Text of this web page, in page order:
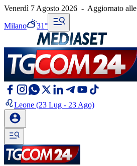
Venerdì 7 Agosto 2026 - Aggiornato alle
Milano 31°
Leone (23 Lug - 23 Ago)